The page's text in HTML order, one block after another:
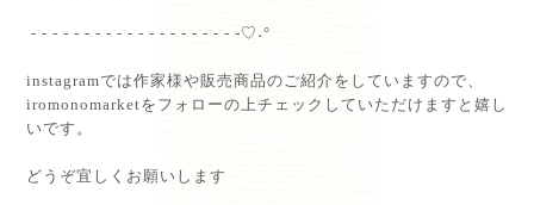
- - - - - - - - - - - - - - - - - - - -♡˖°⁡
instagramでは作家様や販売商品のご紹介をしていますので、
iromonomarketをフォローの上チェックしていただけますと嬉し
いです。
どうぞ宜しくお願いします